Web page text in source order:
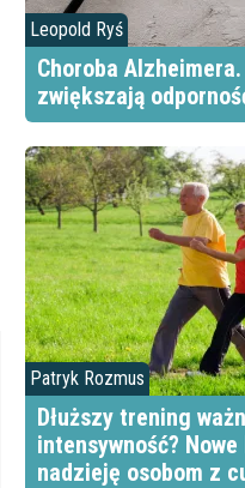
Leopold Ryś
Choroba
zwiększają
Patryk Rozmus
Dłuższy trening
intensywność?
nadzieję osobom z